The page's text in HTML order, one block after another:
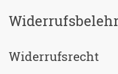
Widerrufsrecht